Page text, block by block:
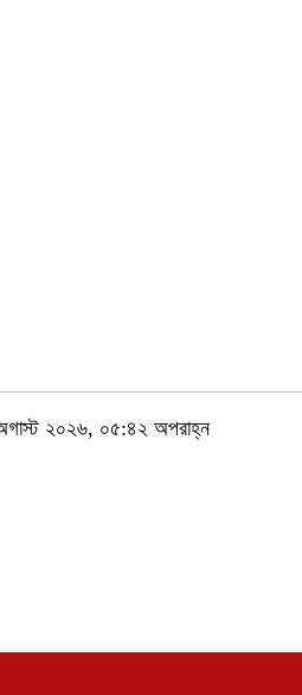
২০২৬, ০৫:৪২ অপরাহ্ন